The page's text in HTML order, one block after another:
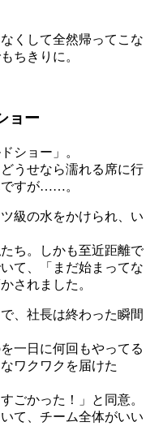
くして全然帰ってこな
ちきりに。
ョー
ショー」。
うせなら濡れる席に行
ですが……。
級の水をかけられ、い
ち。しかも至近距離で
て、「まだ始まってな
されました。
、社長は終わった瞬間
一日に何回もやってる
ワクワクを届けた
ごかった！」と同意。
て、チーム全体がいい